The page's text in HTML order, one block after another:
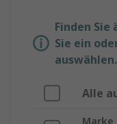
Finden
Sie ein
auswählen.
Alle
Marke